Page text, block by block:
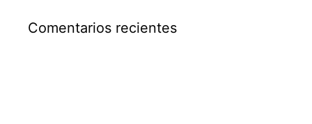
Comentarios recientes